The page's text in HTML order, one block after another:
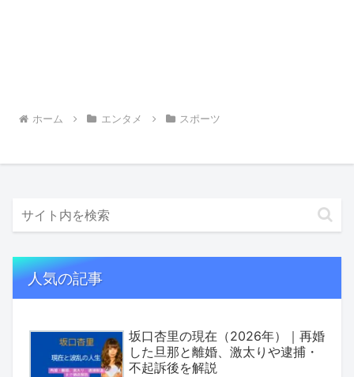
ホーム エンタメ スポーツ
人気の記事
坂口杏里の現在（2026年）｜再婚
した旦那と離婚、激太りや逮捕・
不起訴後を解説